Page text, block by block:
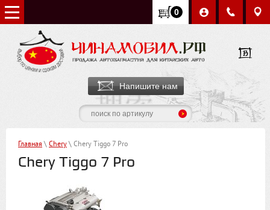
0
Напишите нам
Главная \ Chery \ Chery Tiggo 7 Pro
Chery Tiggo 7 Pro